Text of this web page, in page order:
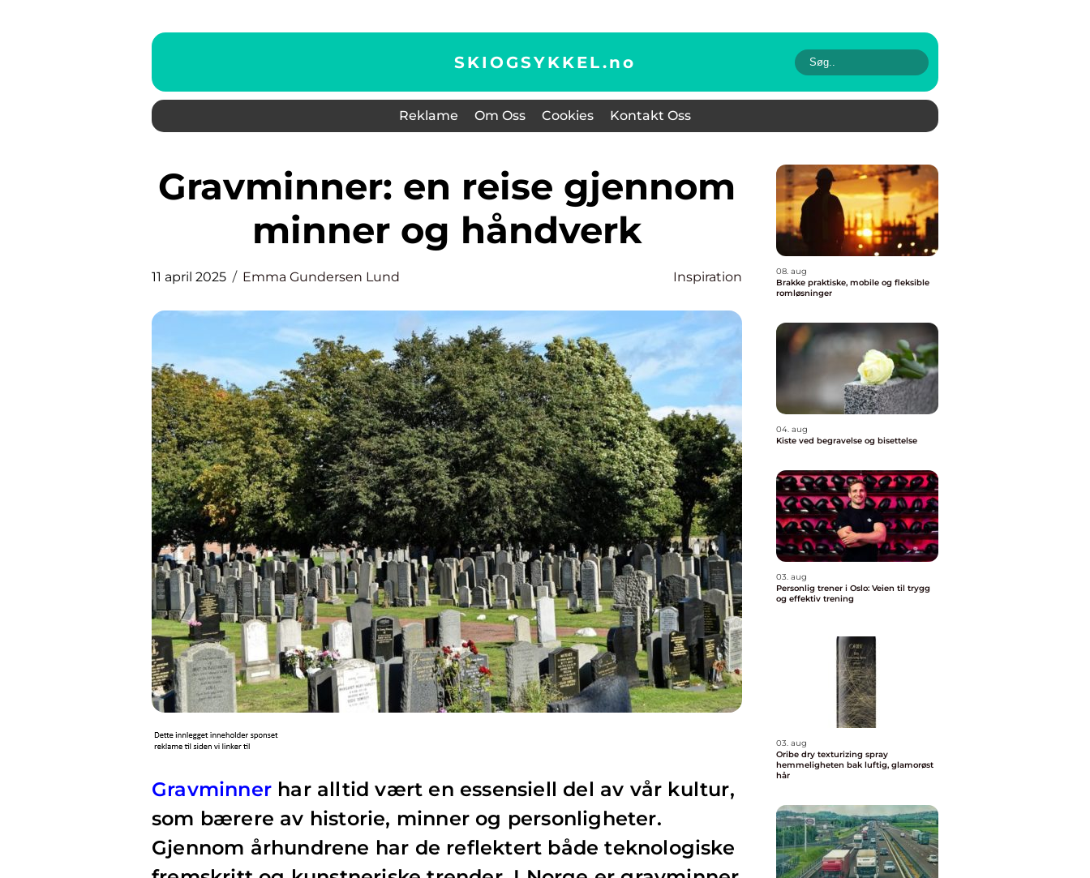
SKIOGSYKKEL.no
Reklame Om Oss Cookies Kontakt Oss
Gravminner: en reise gjennom
minner og håndverk
11 april 2025 Emma Gundersen Lund Inspiration
Gravminner har alltid vært en essensiell del av vår kultur,
som bærere av historie, minner og personligheter.
Gjennom århundrene har de reflektert både teknologiske
08. aug
Brakke praktiske, mobile og fleksible
romløsninger
04. aug
Kiste ved begravelse og bisettelse
03. aug
Personlig trener i Oslo: Veien til trygg
og effektiv trening
03. aug
Oribe dry texturizing spray
hemmeligheten bak luftig, glamorøst
hår